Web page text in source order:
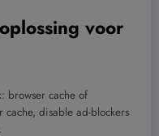
voor
browser cache of
cache, disable ad-blockers